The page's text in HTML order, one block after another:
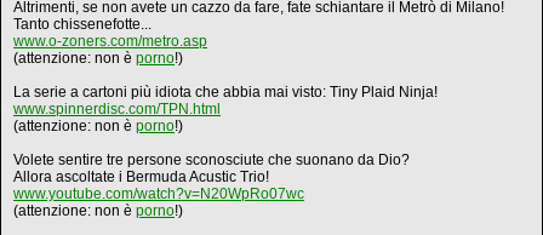
Altrimenti, se non avete un cazzo da fare, fate schiantare il Metrò di Milano!
Tanto chissenefotte...
www.o-zoners.com/metro.asp
(attenzione: non è porno!)
La serie a cartoni più idiota che abbia mai visto: Tiny Plaid Ninja!
www.spinnerdisc.com/TPN.html
(attenzione: non è porno!)
Volete sentire tre persone sconosciute che suonano da Dio?
Allora ascoltate i Bermuda Acustic Trio!
www.youtube.com/watch?v=N20WpRo07wc
(attenzione: non è porno!)